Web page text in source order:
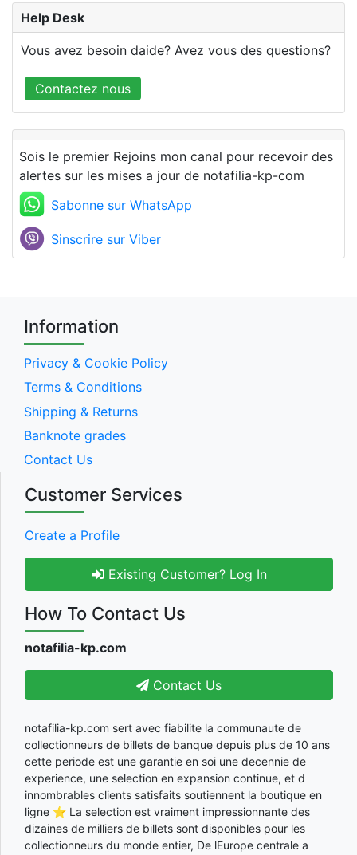
Help Desk
Vous avez besoin daide? Avez vous des questions?
Contactez nous
Sois le premier Rejoins mon canal pour recevoir des
alertes sur les mises a jour de notafilia-kp-com
Sabonne sur WhatsApp
Sinscrire sur Viber
Information
Privacy & Cookie Policy
Terms & Conditions
Shipping & Returns
Banknote grades
Contact Us
Customer Services
Create a Profile
Existing Customer? Log In
How To Contact Us
notafilia-kp.com
Contact Us
notafilia-kp.com sert avec fiabilite la communaute de
collectionneurs de billets de banque depuis plus de 10 ans
cette periode est une garantie en soi une decennie de
experience, une selection en expansion continue, et d
innombrables clients satisfaits soutiennent la boutique en
ligne ⭐ La selection est vraiment impressionnante des
dizaines de milliers de billets sont disponibles pour les
collectionneurs du monde entier, De lEurope centrale a